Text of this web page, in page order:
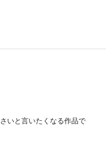
いと言いたくなる作品で